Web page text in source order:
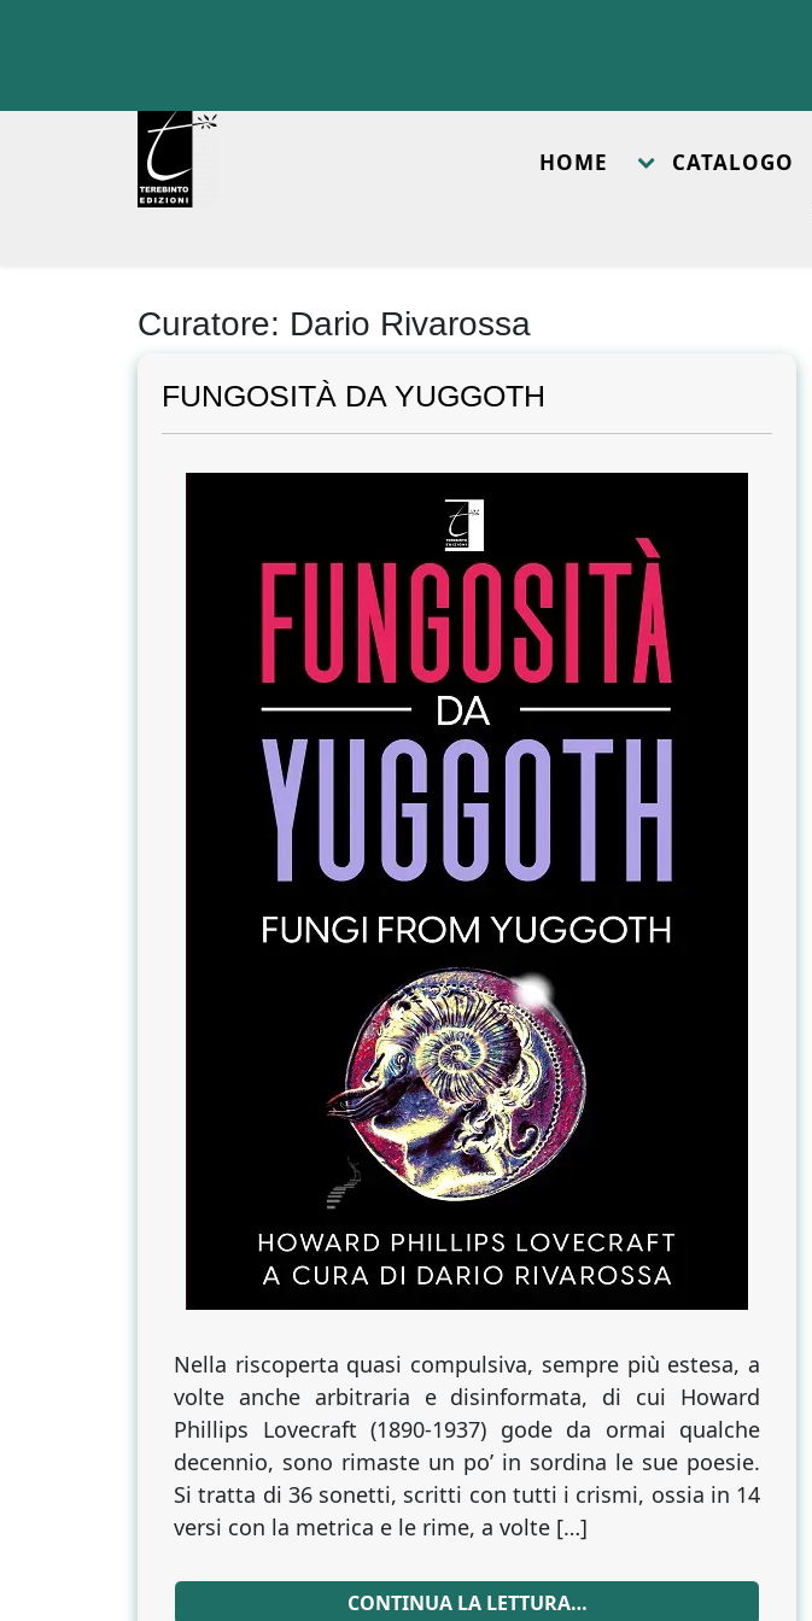
HOME CATALOGO
Curatore: Dario Rivarossa
FUNGOSITÀ DA YUGGOTH
Nella riscoperta quasi compulsiva, sempre più estesa, a
volte anche arbitraria e disinformata, di cui Howard
Phillips Lovecraft (1890-1937) gode da ormai qualche
decennio, sono rimaste un po’ in sordina le sue poesie.
Si tratta di 36 sonetti, scritti con tutti i crismi, ossia in 14
versi con la metrica e le rime, a volte […]
CONTINUA LA LETTURA…